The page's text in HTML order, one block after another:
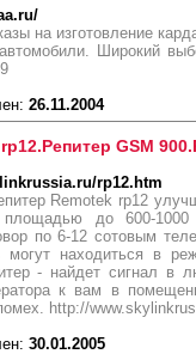
на изготовление
Широкий
26.11.2004
GSM
rp12.htm
Remotek rp12
до 600-1000
по 6-12 сотовым
могут находиться в
- найдет сигнал в
к вам в
http://
30.01.2005